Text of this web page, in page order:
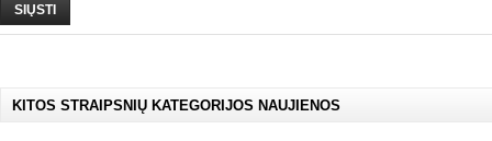
SIŲSTI
KITOS STRAIPSNIŲ KATEGORIJOS NAUJIENOS